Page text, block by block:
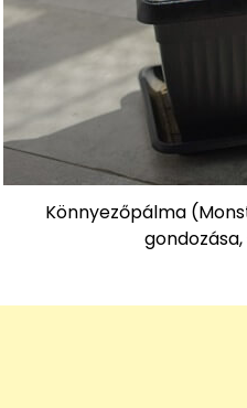
Könnyezőpálma